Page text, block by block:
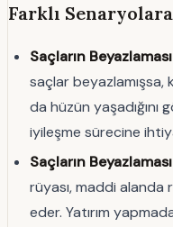
Farklı
Saçların
saçlar beyazlamışsa,
da hüzün
iyileşme sürecine
Saçların
rüyası, maddi alanda
eder. Yatırım